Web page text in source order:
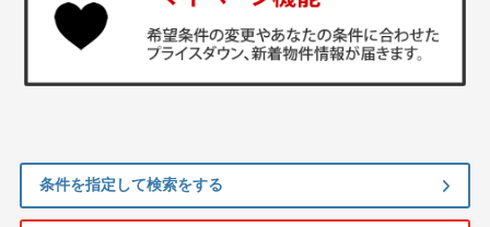
条件を指定して検索をする